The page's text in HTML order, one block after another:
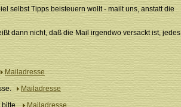
selbst Tipps beisteuern wollt - mailt uns, anstatt die
dann nicht, daß die Mail irgendwo versackt ist, jedes
Mailadresse
Mailadresse
bitte.
Mailadresse